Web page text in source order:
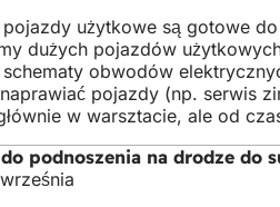
pojazdy użytkowe są gotowe
dużych pojazdów
obwodów
pojazdy (np. serwis
w warsztacie, ale od
podnoszenia na drodze do